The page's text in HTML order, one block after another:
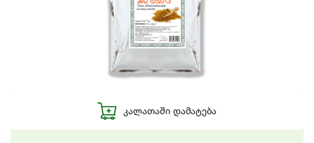
ᲙᲐᲚᲐᲗᲐᲨᲘ ᲓᲐᲛᲐᲢᲔᲑᲐ